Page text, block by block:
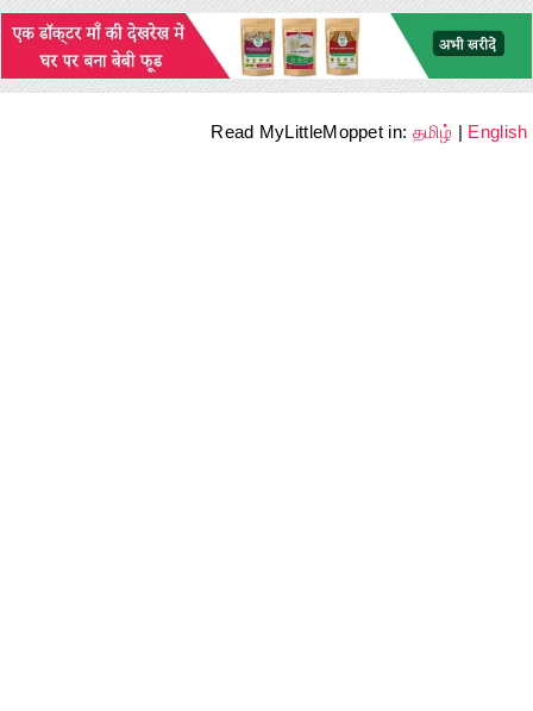
Read MyLittleMoppet in: தமிழ் | English